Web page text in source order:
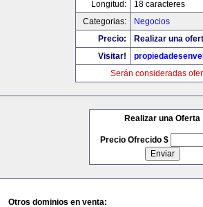
Longitud:
18 caracteres
Categorias:
Negocios
Precio:
Realizar una
Visitar!
Serán consideradas
Realizar una Oferta
Precio Ofrecido $
Otros dominios en venta: